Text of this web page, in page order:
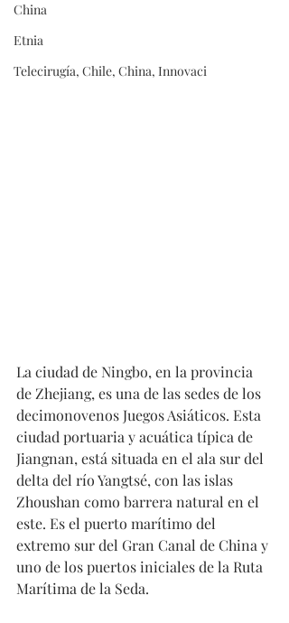
China
Etnia
Telecirugía, Chile, China, Innovaci
La ciudad de Ningbo, en la provincia
de Zhejiang, es una de las sedes de los
decimonovenos Juegos Asiáticos. Esta
ciudad portuaria y acuática típica de
Jiangnan, está situada en el ala sur del
delta del río Yangtsé, con las islas
Zhoushan como barrera natural en el
este. Es el puerto marítimo del
extremo sur del Gran Canal de China y
uno de los puertos iniciales de la Ruta
Marítima de la Seda.